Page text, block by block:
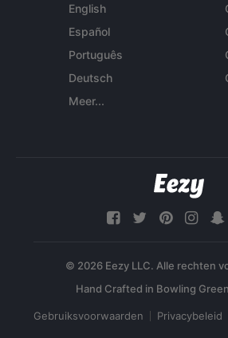
English
Español
Português
Deutsch
Meer...
© 2026 Eezy LLC. Alle rechten
Gebruiksvoorwaarden Privacybeleid